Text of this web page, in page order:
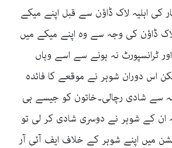
کی اہلیہ لاک ڈاؤن سے قبل اپنے میکے
ڈاؤن کی وجہ سے وہ اپنے میکے میں
ٹرانسپورٹ نہ ہونے سے اسے وہاں
اس دوران شوہر نے موقعے کا فائدہ
سے شادی رچالی۔خاتون کو جیسے ہی
ان کے شوہر نے دوسری شادی کر لی تو
میں اپنے شوہر کے خلاف ایف آئی آر